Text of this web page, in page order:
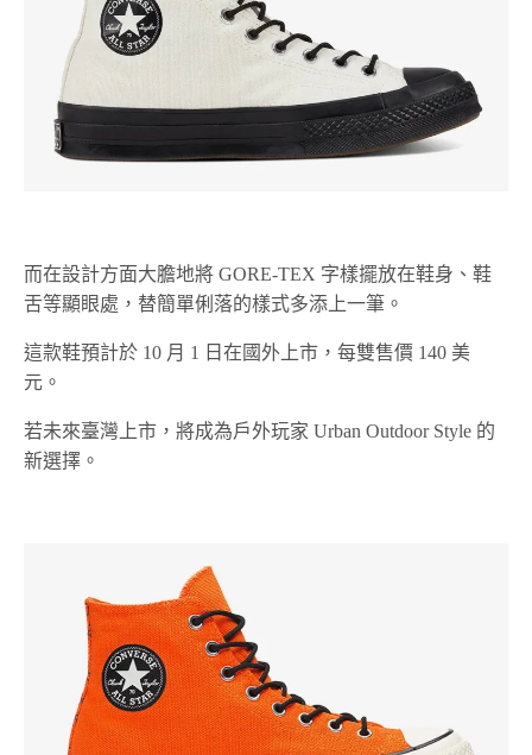
而在設計方面大膽地將 GORE-TEX 字樣擺放在鞋身、鞋
舌等顯眼處，替簡單俐落的樣式多添上一筆。
這款鞋預計於 10 月 1 日在國外上市，每雙售價 140 美
元。
若未來臺灣上市，將成為戶外玩家 Urban Outdoor Style 的
新選擇。